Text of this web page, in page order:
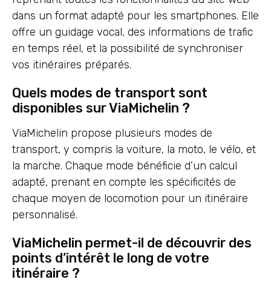
dans un format adapté pour les smartphones. Elle
offre un guidage vocal, des informations de trafic
en temps réel, et la possibilité de synchroniser
vos itinéraires préparés.
Quels modes de transport sont
disponibles sur ViaMichelin ?
ViaMichelin propose plusieurs modes de
transport, y compris la voiture, la moto, le vélo, et
la marche. Chaque mode bénéficie d’un calcul
adapté, prenant en compte les spécificités de
chaque moyen de locomotion pour un itinéraire
personnalisé.
ViaMichelin permet-il de découvrir des
points d’intérêt le long de votre
itinéraire ?